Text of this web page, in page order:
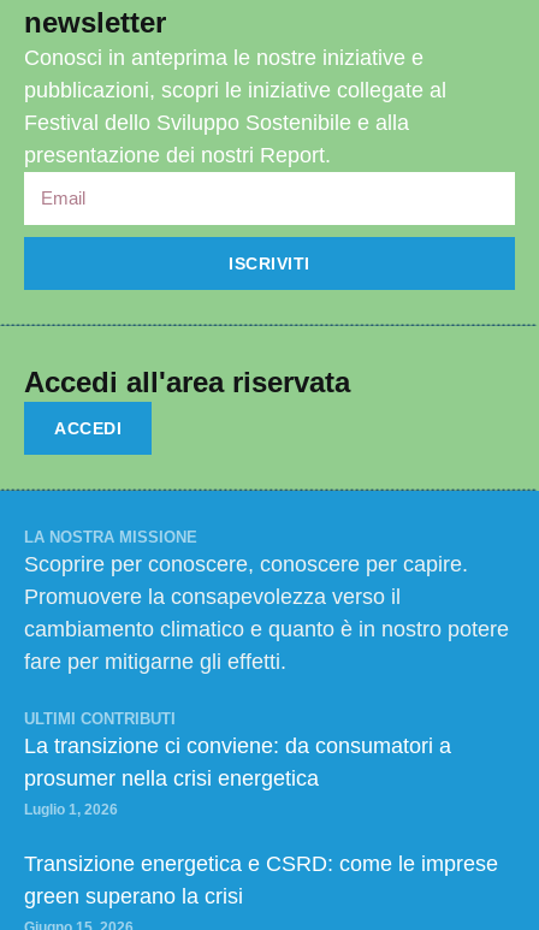
newsletter
Conosci in anteprima le nostre iniziative e
pubblicazioni, scopri le iniziative collegate al
Festival dello Sviluppo Sostenibile e alla
presentazione dei nostri Report.
ISCRIVITI
Accedi all'area riservata
ACCEDI
LA NOSTRA MISSIONE
Scoprire per conoscere, conoscere per capire.
Promuovere la consapevolezza verso il
cambiamento climatico e quanto è in nostro potere
fare per mitigarne gli effetti.
ULTIMI CONTRIBUTI
La transizione ci conviene: da consumatori a
prosumer nella crisi energetica
Luglio 1, 2026
Transizione energetica e CSRD: come le imprese
green superano la crisi